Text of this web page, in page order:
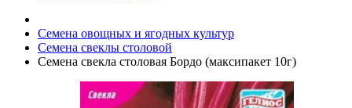
Семена овощных и ягодных культур
Семена свеклы столовой
Семена свекла столовая Бордо (максипакет 10г)